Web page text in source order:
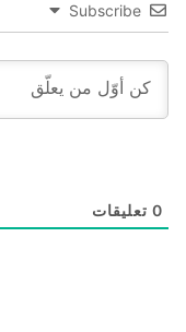
Subscribe
0 تعليقات